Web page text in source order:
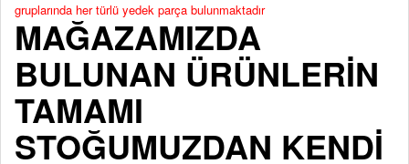
gruplarında her türlü yedek parça bulunmaktadır
MAĞAZAMIZDA
BULUNAN ÜRÜNLERİN
TAMAMI
STOĞUMUZDAN KENDİ